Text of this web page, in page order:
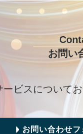
お問い
ービスについて
お問い合わせ